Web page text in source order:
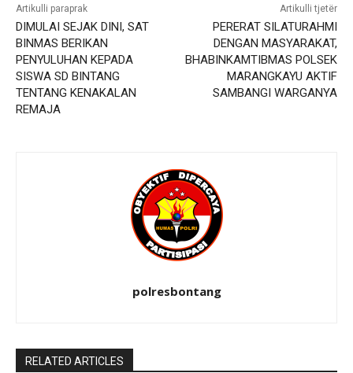
Artikulli paraprak
DIMULAI SEJAK DINI, SAT
BINMAS BERIKAN
PENYULUHAN KEPADA
SISWA SD BINTANG
TENTANG KENAKALAN
REMAJA
Artikulli tjetër
PERERAT SILATURAHMI
DENGAN MASYARAKAT,
BHABINKAMTIBMAS POLSEK
MARANGKAYU AKTIF
SAMBANGI WARGANYA
polresbontang
RELATED ARTICLES